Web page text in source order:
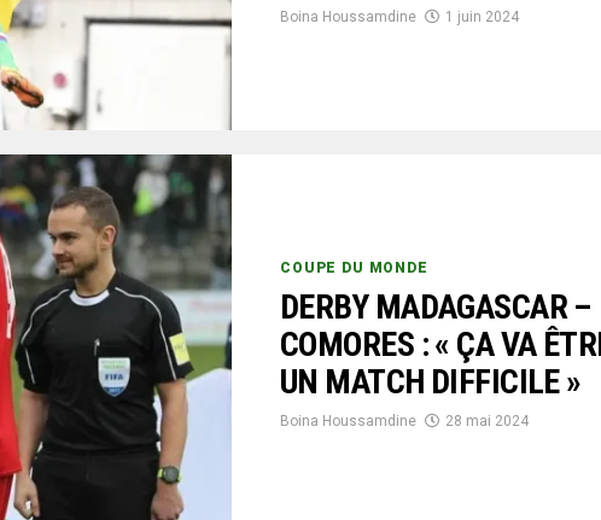
Boina Houssamdine 1 juin 2024
COUPE DU MONDE
DERBY MADAGASCAR –
COMORES : « ÇA VA
UN MATCH DIFFICILE »
Boina Houssamdine 28 mai 2024